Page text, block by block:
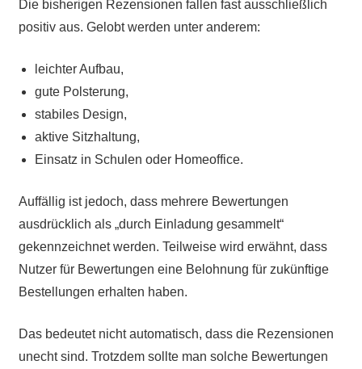
Die bisherigen Rezensionen fallen fast ausschließlich
positiv aus. Gelobt werden unter anderem:
leichter Aufbau,
gute Polsterung,
stabiles Design,
aktive Sitzhaltung,
Einsatz in Schulen oder Homeoffice.
Auffällig ist jedoch, dass mehrere Bewertungen
ausdrücklich als „durch Einladung gesammelt“
gekennzeichnet werden. Teilweise wird erwähnt, dass
Nutzer für Bewertungen eine Belohnung für zukünftige
Bestellungen erhalten haben.
Das bedeutet nicht automatisch, dass die Rezensionen
unecht sind. Trotzdem sollte man solche Bewertungen